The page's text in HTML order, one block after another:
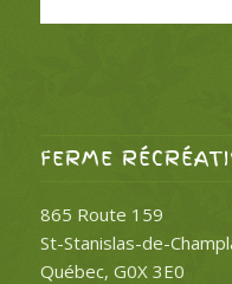
FERME
865 Route 159
St-Stanislas-de-
Québec, G0X 3E0